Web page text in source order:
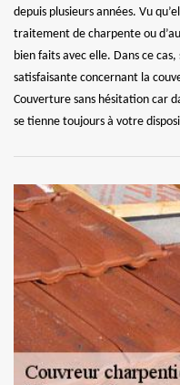
depuis plusieurs années. Vu
traitement de charpente ou
bien faits avec elle. Dans ce
satisfaisante concernant la
Couverture sans hésitation car
se tienne toujours à votre